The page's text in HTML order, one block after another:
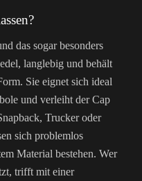
das sogar besonders
langlebig und behält
Sie eignet sich ideal
und verleiht der Cap
Trucker oder
sich problemlos
Material bestehen. Wer
trifft mit einer